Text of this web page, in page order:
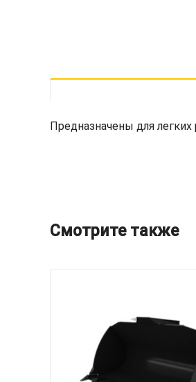
Предназначены для
Смотрите также